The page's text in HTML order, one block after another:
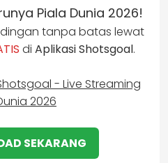
Piala Dunia 2026!
tanpa batas lewat
di Aplikasi Shotsgoal.
SEKARANG